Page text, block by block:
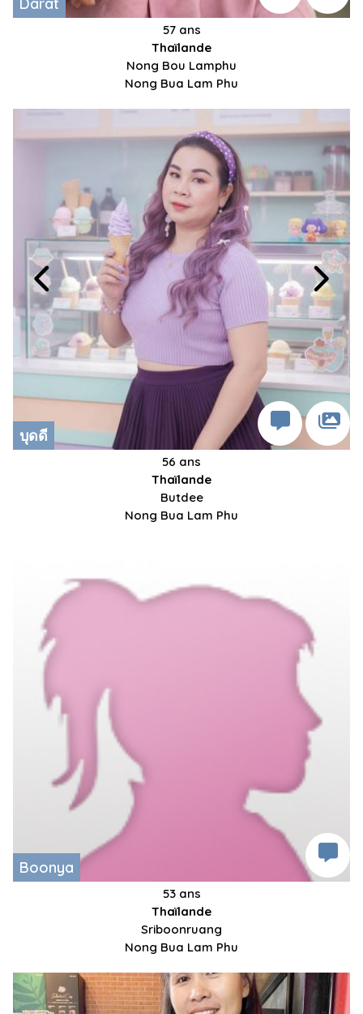
Darat
57 ans
Thaïlande
Nong Bou Lamphu
Nong Bua Lam Phu
บุดดี
56 ans
Thaïlande
Butdee
Nong Bua Lam Phu
Boonya
53 ans
Thaïlande
Sriboonruang
Nong Bua Lam Phu